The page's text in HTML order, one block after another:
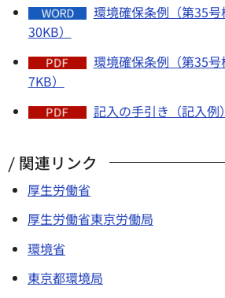
環境確保条例（第35号
30KB）
環境確保条例（第35号
7KB）
記入の手引き（記入例
関連リンク
厚生労働省
厚生労働省東京労働局
環境省
東京都環境局